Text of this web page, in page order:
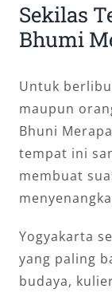
Sekilas
Bhumi
Untuk
maupun
Bhuni
tempat ini
membuat
Yogyakarta
yang paling
budaya,